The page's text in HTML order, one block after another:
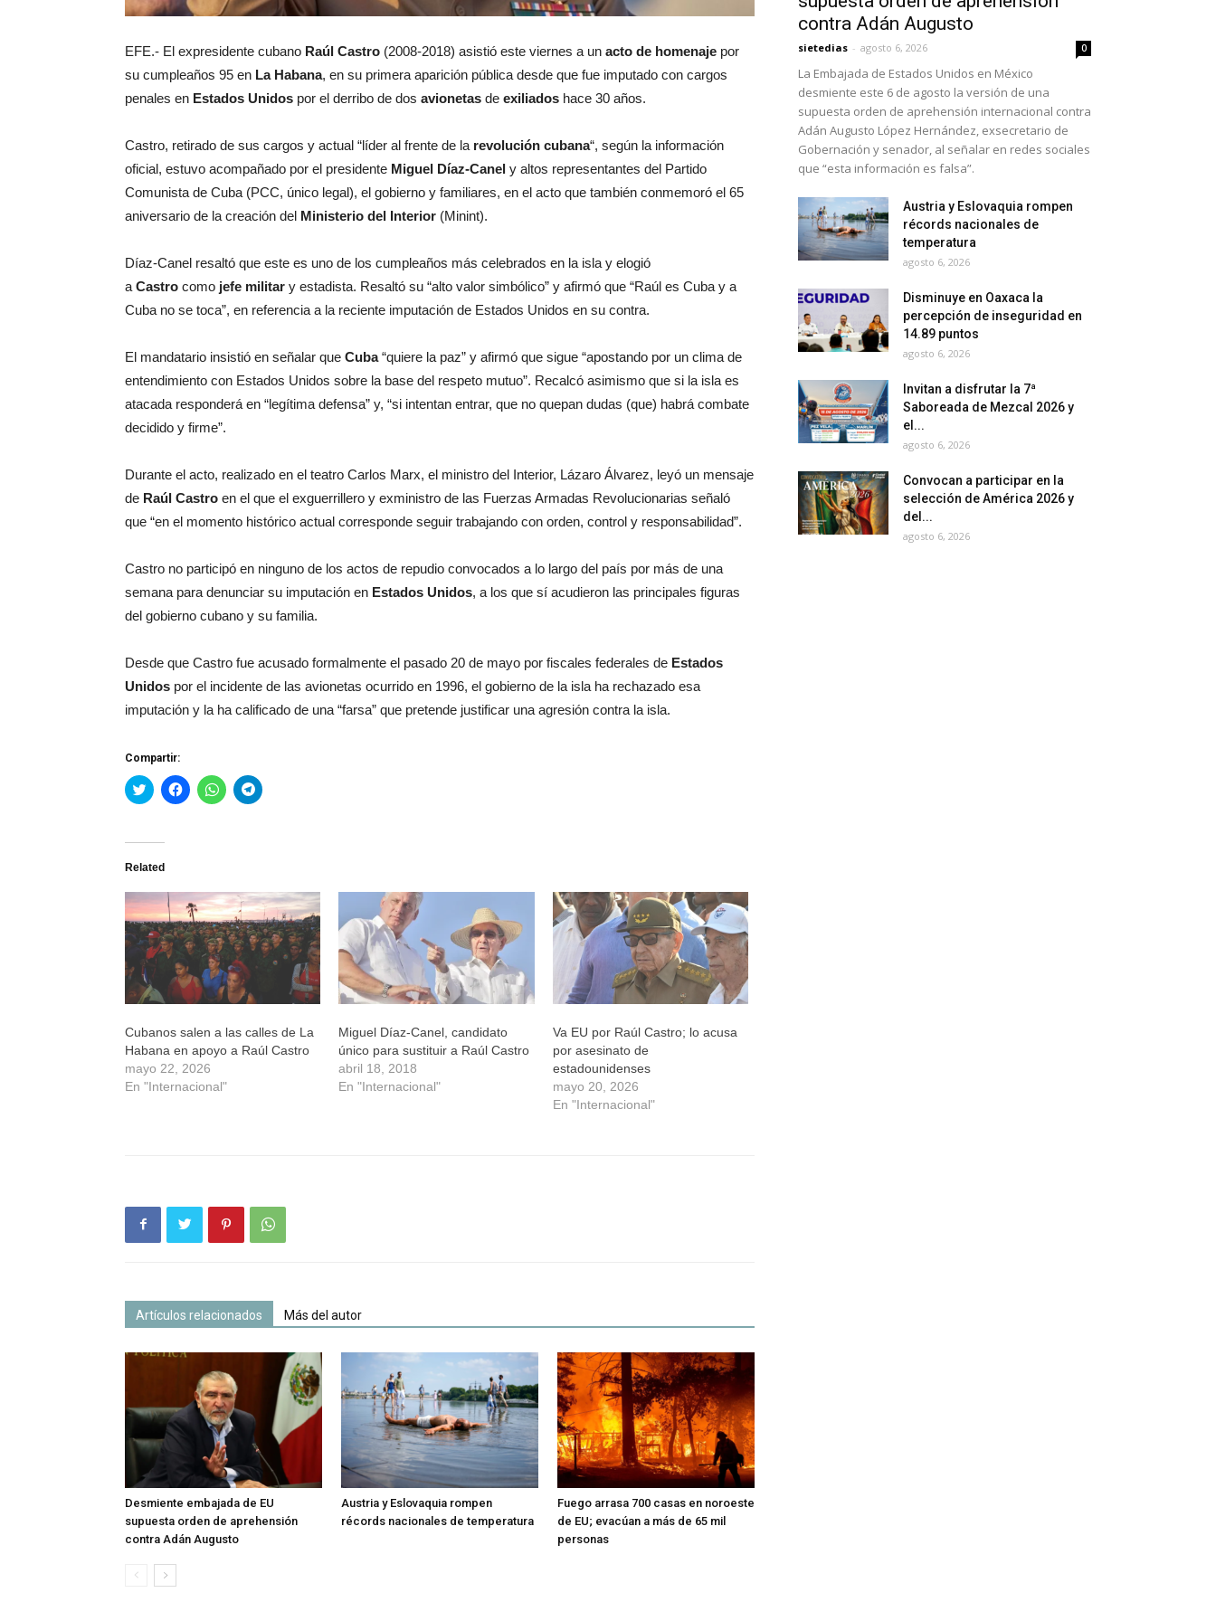
EFE.- El expresidente cubano Raúl Castro (2008-2018) asistió este viernes a un acto de homenaje por
su cumpleaños 95 en La Habana, en su primera aparición pública desde que fue imputado con cargos
penales en Estados Unidos por el derribo de dos avionetas de exiliados hace 30 años.
Castro, retirado de sus cargos y actual “líder al frente de la revolución cubana“, según la información
oficial, estuvo acompañado por el presidente Miguel Díaz-Canel y altos representantes del Partido
Comunista de Cuba (PCC, único legal), el gobierno y familiares, en el acto que también conmemoró el 65
aniversario de la creación del Ministerio del Interior (Minint).
Díaz-Canel resaltó que este es uno de los cumpleaños más celebrados en la isla y elogió
a Castro como jefe militar y estadista. Resaltó su “alto valor simbólico” y afirmó que “Raúl es Cuba y a
Cuba no se toca”, en referencia a la reciente imputación de Estados Unidos en su contra.
El mandatario insistió en señalar que Cuba“quiere la paz” y afirmó que sigue “apostando por un clima de
entendimiento con Estados Unidos sobre la base del respeto mutuo”. Recalcó asimismo que si la isla es
atacada responderá en “legítima defensa” y, “si intentan entrar, que no quepan dudas (que) habrá combate
decidido y firme”.
Durante el acto, realizado en el teatro Carlos Marx, el ministro del Interior, Lázaro Álvarez, leyó un mensaje
de Raúl Castro en el que el exguerrillero y exministro de las Fuerzas Armadas Revolucionarias señaló
que “en el momento histórico actual corresponde seguir trabajando con orden, control y responsabilidad”.
Castro no participó en ninguno de los actos de repudio convocados a lo largo del país por más de una
semana para denunciar su imputación en Estados Unidos, a los que sí acudieron las principales figuras
del gobierno cubano y su familia.
Desde que Castro fue acusado formalmente el pasado 20 de mayo por fiscales federales de Estados
Unidos por el incidente de las avionetas ocurrido en 1996, el gobierno de la isla ha rechazado esa
imputación y la ha calificado de una “farsa” que pretende justificar una agresión contra la isla.
Compartir:
Haz
clic
Twitter
abre
una
ventana
nueva)
Haz
clic
una
ventana
nueva)
Haz
clic
una
ventana
nueva)
Haz
clic
una
ventana
nueva)
Related
Cubanos salen a las calles de La
Habana en apoyo a Raúl Castro
mayo 22, 2026
En "Internacional"
Miguel Díaz-Canel, candidato
único para sustituir a Raúl Castro
abril 18, 2018
En "Internacional"
Va EU por Raúl Castro; lo acusa
por asesinato de
estadounidenses
mayo 20, 2026
En "Internacional"
Artículos relacionados Más del autor
Desmiente embajada de EU
supuesta orden de aprehensión
contra Adán Augusto
Austria y Eslovaquia rompen
récords nacionales de temperatura
Fuego arrasa 700 casas en noroeste
de EU; evacúan a más de 65 mil
personas
contra Adán Augusto
sietedias - agosto 6, 2026 0
La Embajada de Estados Unidos en México
desmiente este 6 de agosto la versión de una
supuesta orden de aprehensión internacional contra
Adán Augusto López Hernández, exsecretario de
Gobernación y senador, al señalar en redes sociales
que “esta información es falsa”.
Austria y Eslovaquia rompen
récords nacionales de
temperatura
agosto 6, 2026
Disminuye en Oaxaca la
percepción de inseguridad en
14.89 puntos
agosto 6, 2026
Invitan a disfrutar la 7ª
Saboreada de Mezcal 2026 y
el...
agosto 6, 2026
Convocan a participar en la
selección de América 2026 y
del...
agosto 6, 2026